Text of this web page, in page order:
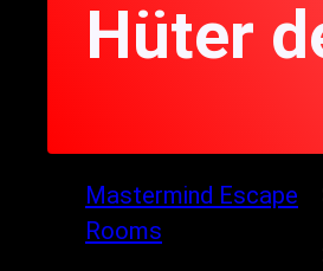
Hüter
Mastermind Escape
Rooms